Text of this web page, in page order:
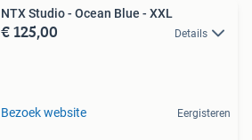
NTX Studio - Ocean Blue - XXL
€ 125,00 Details
Bezoek website Eergisteren